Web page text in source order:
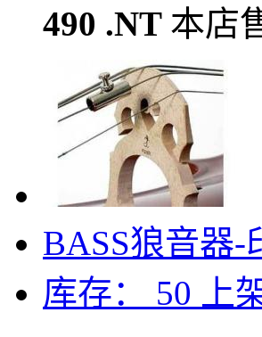
490 .NT 本店
BASS狼音器-
库存： 50
上